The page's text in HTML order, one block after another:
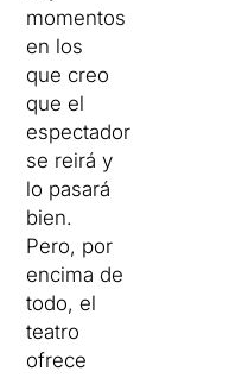
momentos
en los
que creo
que el
espectador
se reirá y
lo pasará
bien.
Pero, por
encima de
todo, el
teatro
ofrece